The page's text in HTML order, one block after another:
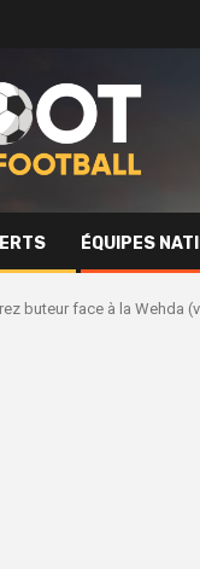
ÉQUIPES
buteur face à la Wehda